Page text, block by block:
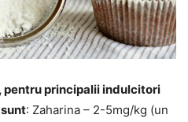
pentru principalii indulcitori
: Zaharina – 2-5mg/kg (un